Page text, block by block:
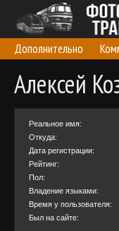
Дополнительно
Алексей
Реальное имя:
Откуда:
Дата регистрации:
Рейтинг:
Пол:
Владение языками:
Время у пользователя:
Был на сайте: